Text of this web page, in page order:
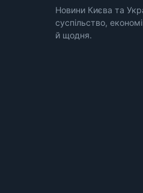
Новини Києва та
суспільство,
й щодня.